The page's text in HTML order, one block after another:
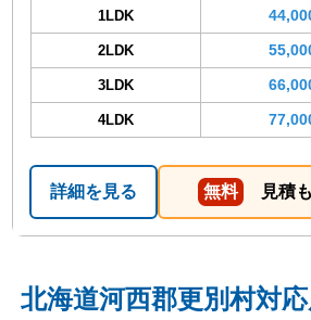
1LDK
2LDK
3LDK
4LDK
詳細を見る 無料 見積
北海道河西郡更別村対